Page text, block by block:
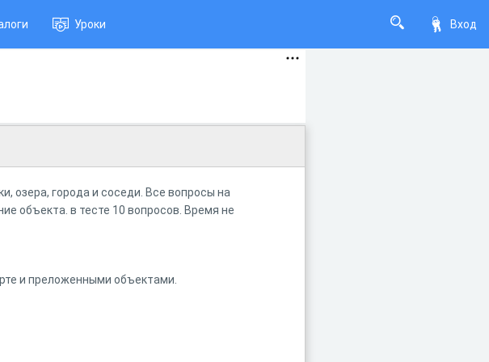
Вход
Уроки
озера, города и соседи. Все вопросы на
объекта. в тесте 10 вопросов. Время не
и преложенными объектами.